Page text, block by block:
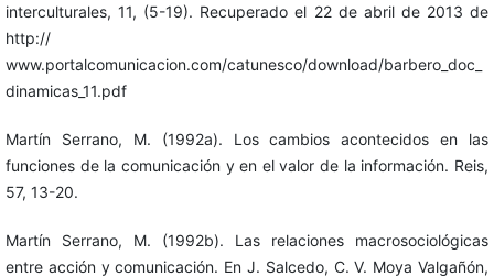
interculturales, 11, (5-19). Recuperado el 22 de abril de 2013 de
http://
www.portalcomunicacion.com/catunesco/download/barbero_doc_
dinamicas_11.pdf
Martín Serrano, M. (1992a). Los cambios acontecidos en las
funciones de la comunicación y en el valor de la información. Reis,
57, 13-20.
Martín Serrano, M. (1992b). Las relaciones macrosociológicas
entre acción y comunicación. En J. Salcedo, C. V. Moya Valgañón,